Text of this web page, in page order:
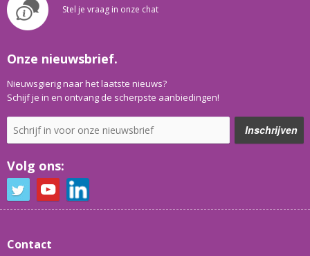
Stel je vraag in onze chat
Onze nieuwsbrief.
Nieuwsgierig naar het laatste nieuws?
Schijf je in en ontvang de scherpste aanbiedingen!
Volg ons:
Contact